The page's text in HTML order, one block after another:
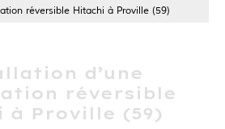
réversible Hitachi à Proville (59)
d’une
réversible
à Proville (59)